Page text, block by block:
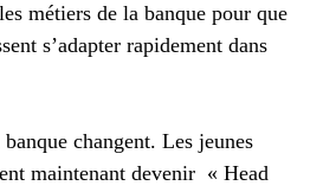
métiers de la banque pour que
s’adapter rapidement dans
changent. Les jeunes
maintenant devenir « Head